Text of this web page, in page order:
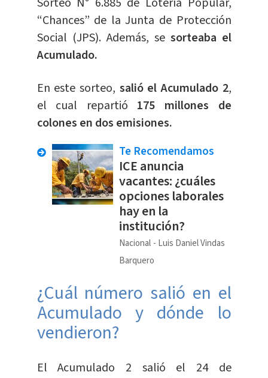
“Chances” de la Junta de Protección
Social (JPS). Además, sesorteaba el
Acumulado.
En este sorteo, salió el Acumulado 2,
el cual repartió 175 millones de
colones en dos emisiones.
Te Recomendamos
ICE anuncia
vacantes: ¿cuáles
opciones laborales
hay en la
institución?
Nacional
Luis Daniel Vindas
Barquero
¿Cuál número salió en el
Acumulado y dónde lo
vendieron?
El Acumulado 2 salió el 24 de